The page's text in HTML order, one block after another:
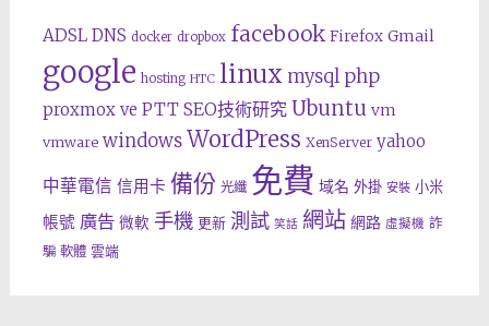
ADSL DNS docker dropbox facebook Firefox Gmail
google hosting HTC linux mysql php
proxmox ve PTT SEO技術研究 Ubuntu vm
vmware windows WordPress XenServer yahoo
中華電信 信用卡 備份 光纖 免費 域名 外掛 安裝 小米
帳號 廣告 微軟 手機 更新 測試 笑話 網站 網路 虛擬機 詐
騙 軟體 雲端